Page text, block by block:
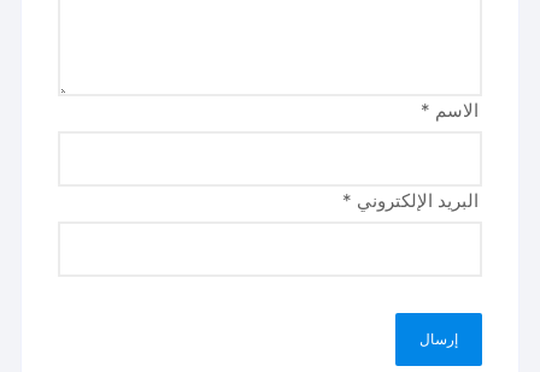
الاسم *
البريد الإلكتروني *